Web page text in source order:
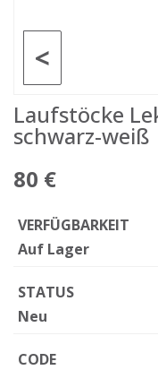
<
Laufstöcke
schwarz-weiß
80 €
VERFÜGBARKEIT
Auf Lager
STATUS
Neu
CODE